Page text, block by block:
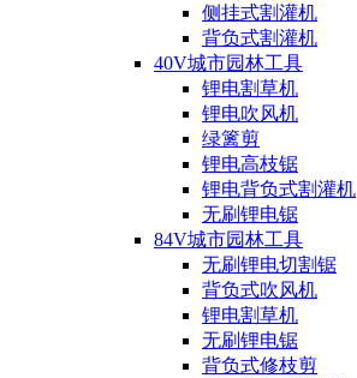
侧挂式割灌机
背负式割灌机
40V城市园林工具
锂电割草机
锂电吹风机
绿篱剪
锂电高枝锯
锂电背负式割灌机
无刷锂电锯
84V城市园林工具
无刷锂电切割锯
背负式吹风机
锂电割草机
无刷锂电锯
背负式修枝剪